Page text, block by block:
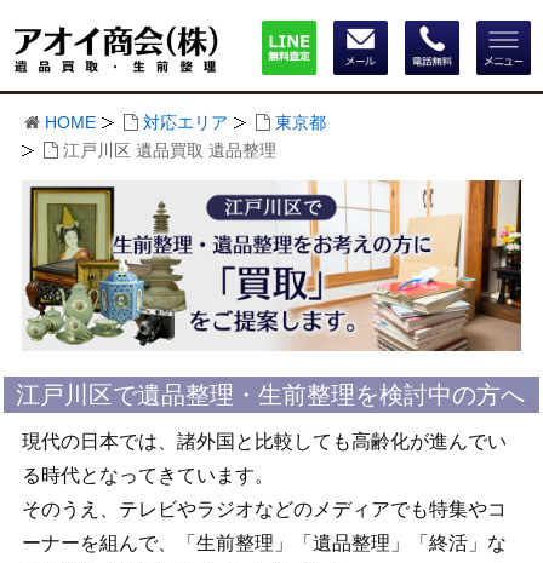
HOME 対応エリア
東京都
江戸川区 遺品買取 遺品整理
江戸川区で遺品整理・生前整理を検討中の方へ
現代の日本では、諸外国と比較しても高齢化が進んでい
る時代となってきています。
そのうえ、テレビやラジオなどのメディアでも特集やコ
ーナーを組んで、「生前整理」「遺品整理」「終活」な